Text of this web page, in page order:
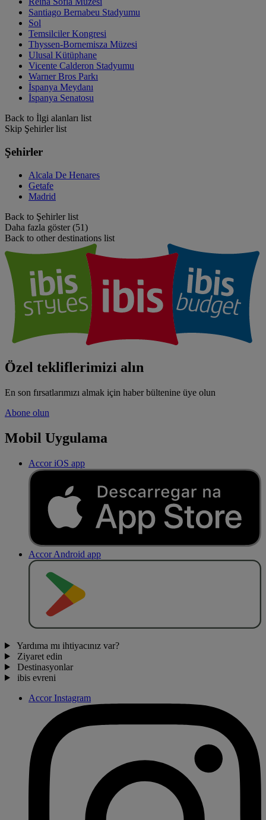
Santiago Bernabeu Stadyumu
Sol
Temsilciler Kongresi
Thyssen-Bornemisza Müzesi
Ulusal Kütüphane
Vicente Calderon Stadyumu
Warner Bros Parkı
İspanya Meydanı
İspanya Senatosu
Back to İlgi alanları list
Skip Şehirler list
Şehirler
Alcala De Henares
Getafe
Madrid
Back to Şehirler list
Daha fazla göster (51)
Back to other destinations list
Özel tekliflerimizi alın
En son fırsatlarımızı almak için haber bültenine üye olun
Abone olun
Mobil Uygulama
Accor iOS app
Accor Android app
Yardıma mı ihtiyacınız var?
Ziyaret edin
Destinasyonlar
ibis evreni
Accor Instagram